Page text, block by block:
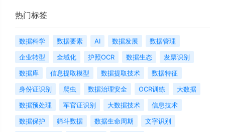
热门标签
数据科学 数据要素 AI 数据发展
数据管理
企业转型
全域化 护照OCR 数据生态
发票识别
数据库
信息提取模型 数据提取技术
数据特征
身份证识别
爬虫 数据治理安全 OCR训练
大数据
数据预处理
军官证识别 大数据技术
信息技术
数据保护
筛斗数据 数据生命周期
文字识别